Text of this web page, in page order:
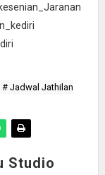
# Jadwal Jathilan
Studio